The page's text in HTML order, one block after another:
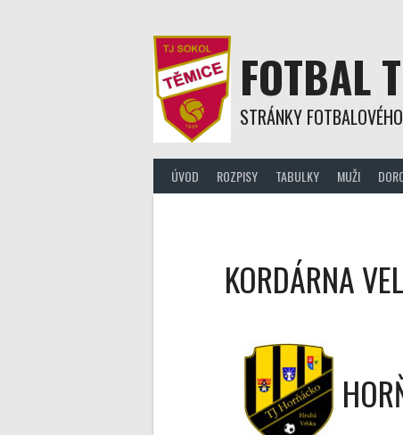
FOTBAL
STRÁNKY
ÚVOD ROZPISY TABULKY MUŽI
KORDÁRNA